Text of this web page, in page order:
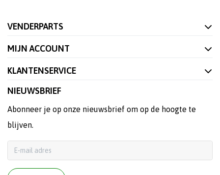
VENDERPARTS
MIJN ACCOUNT
KLANTENSERVICE
NIEUWSBRIEF
Abonneer je op onze nieuwsbrief om op de hoogte te
blijven.